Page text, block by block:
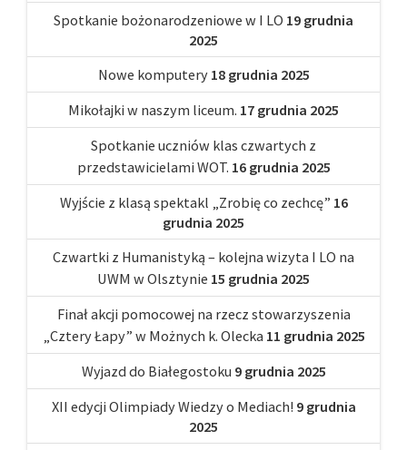
Spotkanie bożonarodzeniowe w I LO 19 grudnia
2025
Nowe komputery 18 grudnia 2025
Mikołajki w naszym liceum. 17 grudnia 2025
Spotkanie uczniów klas czwartych z
przedstawicielami WOT. 16 grudnia 2025
Wyjście z klasą spektakl „Zrobię co zechcę” 16
grudnia 2025
Czwartki z Humanistyką – kolejna wizyta I LO na
UWM w Olsztynie 15 grudnia 2025
Finał akcji pomocowej na rzecz stowarzyszenia
„Cztery Łapy” w Możnych k. Olecka 11 grudnia 2025
Wyjazd do Białegostoku 9 grudnia 2025
XII edycji Olimpiady Wiedzy o Mediach! 9 grudnia
2025